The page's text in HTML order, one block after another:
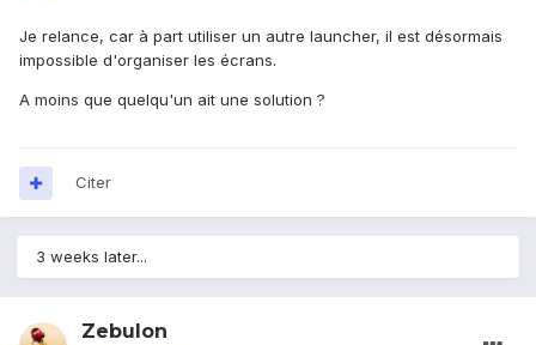
Je relance, car à part utiliser un autre launcher, il est désormais
impossible d'organiser les écrans.
A moins que quelqu'un ait une solution ?
Citer
3 weeks later...
Zebulon